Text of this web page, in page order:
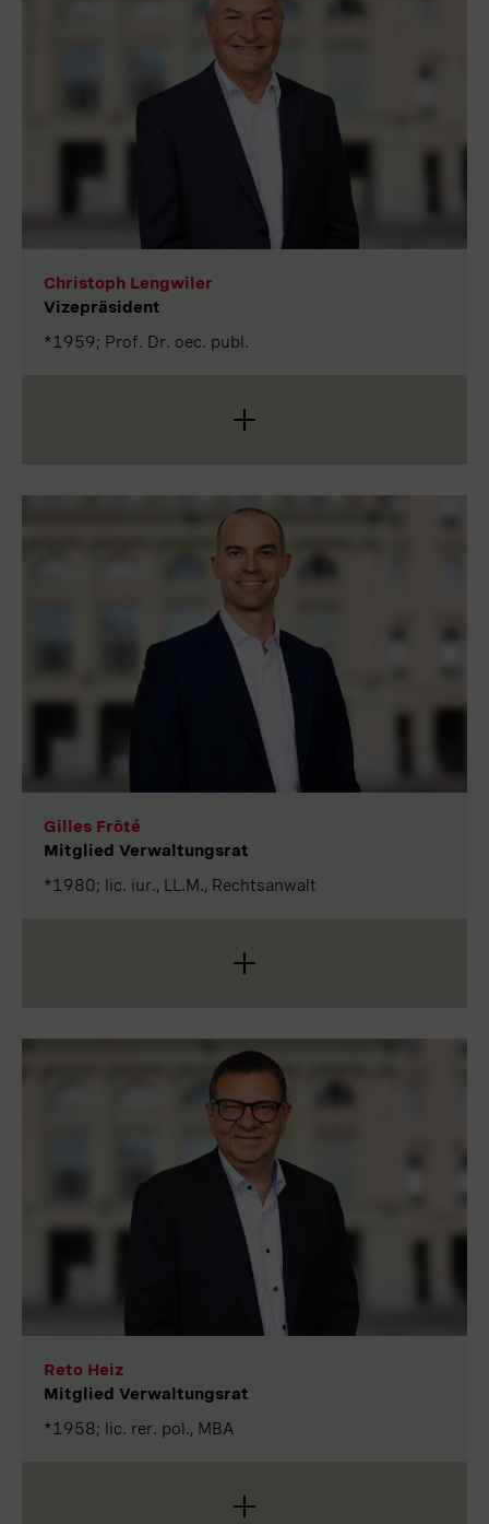
sie den Wertschriftenhandel bei der Bank Leu.
Antoinette Hunziker-Ebneter war CEO der
Schweizer Börse. Anschliessend wurde sie in die
Konzernleitung der Bank Julius Bär & Co. berufen.
Mit der Gründung der Forma Futura Invest AG
folgte 2006 der Schritt in die Selbstständigkeit. Sie
ist Mitgründerin der WaterKiosk Foundation für den
Zugang zu sauberem Trinkwasser in
Schwellenländern und Mitglied des Stiftungsrats
der UniBern Forschungsstiftung und der UniBE
Christoph Lengwiler
Vizepräsident
*1959; Prof. Dr. oec. publ.
Christoph Lengwiler hat an der Universität Zürich in
Betriebswirtschaft promoviert. Seit 1987 ist er als
Finanzdienstleistungen Zug (IFZ) geleitet hat. Der
Finanz- und Bankspezialist war von 2001 bis 2016
im Verwaltungsrat der Luzerner Kantonalbank. Von
2012 bis 2024 war er im Bankrat der
Schweizerischen Nationalbank. Im Kanton Luzern
ist er seit 2008 Mitglied der Anlagekommission der
Ausgleichskasse. Bis Ende 2025 war er zudem
Mitglied des Fachrats der Inrate AG. Seit 2018 ist
Christoph Lengwiler über seine Firma Legrafin AG
als Berater und für die Hochschule Luzern als
externer Dozent tätig. Er ist Präsident des
Stiftungsrats der Max und Marlis Galliker Stiftung.
Gilles Frôté
Mitglied Verwaltungsrat
*1980; lic. iur., LL.M., Rechtsanwalt
Gilles Frôté ist CEO der Rollomatic Group und
Präsident des Verwaltungsrats des
studiert und ist im Kanton Bern seit 2006 in der
Unternehmensberatung tätig. Nach dem Studium
arbeitete er unter anderem bei einer Grossbank.
2010 bis 2012 absolvierte Gilles Frôté den LL.M in
internationalem Wirtschaftsrecht an der Universität
Zürich in Zusammenarbeit mit der Tulane University
USA und der Hong Kong University. Gilles Frôté
setzt sich für die industriellen KMU im Kanton Bern
und speziell in der Region Berner Jura ein. Er übt bei
verschiedenen KMU (Frôté & Partner, Strausak AG
[bis 22. Mai 2025], Sylvac SA, Bien Air Dental SA)
Verwaltungsratsmandate aus.
Reto Heiz
Mitglied Verwaltungsrat
*1958; lic. rer. pol., MBA
Reto Heiz ist ein ausgewiesener Finanzfachmann.